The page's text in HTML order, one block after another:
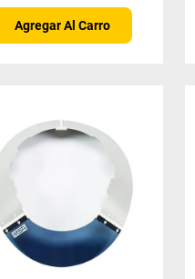
Agregar Al Carro